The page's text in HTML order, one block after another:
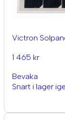
Victron
1 465 kr
Bevaka
Snart i lager